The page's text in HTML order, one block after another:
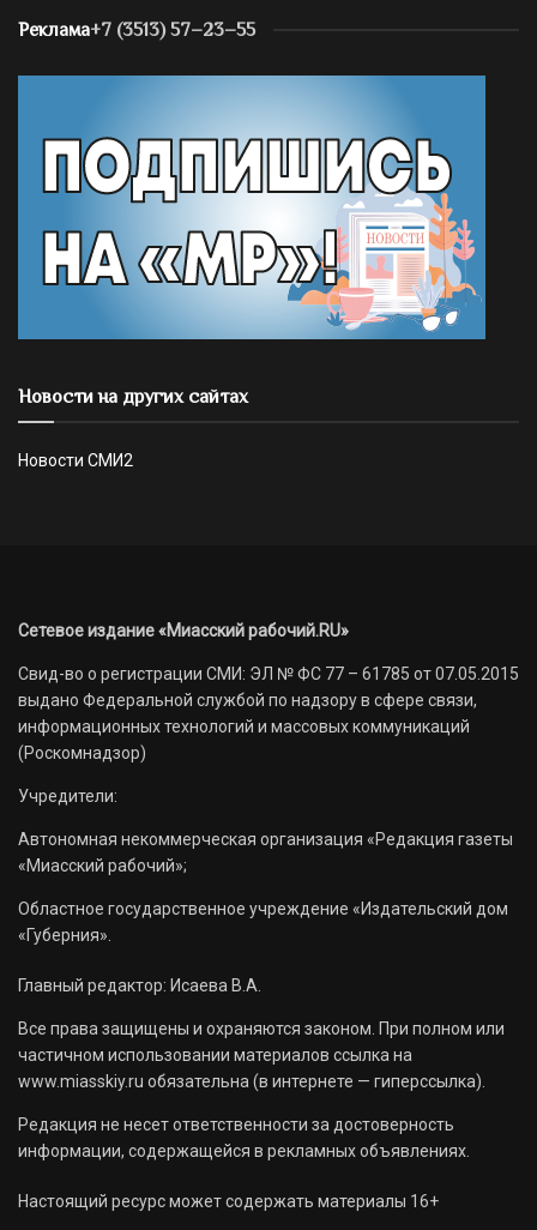
Реклама+7 (3513) 57–23–55
Новости на других сайтах
Новости СМИ2
Сетевое издание «Миасский рабочий.RU»
Свид-во о регистрации СМИ: ЭЛ № ФС 77 – 61785 от 07.05.2015
выдано Федеральной службой по надзору в сфере связи,
информационных технологий и массовых коммуникаций
(Роскомнадзор)
Учредители:
Автономная некоммерческая организация «Редакция газеты
«Миасский рабочий»;
Областное государственное учреждение «Издательский дом
«Губерния».
Главный редактор: Исаева В.А.
Все права защищены и охраняются законом. При полном или
частичном использовании материалов ссылка на
www.miasskiy.ru обязательна (в интернете — гиперссылка).
Редакция не несет ответственности за достоверность
информации, содержащейся в рекламных объявлениях.
Настоящий ресурс может содержать материалы 16+